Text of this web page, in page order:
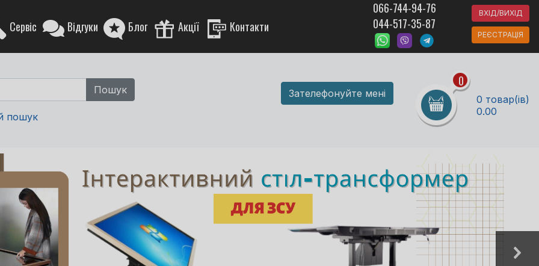
Сервіс Відгуки Блог Акції Контакти
066-744-94-76
044-517-35-87
ВХІД/ВИХІД
РЕЄСТРАЦІЯ
пошук
Зателефонуйте мені
0
0 товар(ів)
0.00